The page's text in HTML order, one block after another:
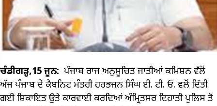
ਚੰਡੀਗੜ੍ਹ,15 ਜੂਨ: ਪੰਜਾਬ ਰਾਜ ਅਨੁਸੂਚਿਤ ਜਾਤੀਆਂ ਕਮਿਸ਼ਨ ਵੱਲੋਂ
ਅੱਜ ਪੰਜਾਬ ਦੇ ਕੈਬਨਿਟ ਮੰਤਰੀ ਹਰਭਜਨ ਸਿੰਘ ਈ. ਟੀ. ਓ. ਵਲੋਂ ਦਿੱਤੀ
ਗਈ ਸ਼ਿਕਾਇਤ ਉਤੇ ਕਾਰਵਾਈ ਕਰਦਿਆਂ ਅੰਮ੍ਰਿਤਸਰ ਦਿਹਾਤੀ ਪੁਲਿਸ ਤੋਂ